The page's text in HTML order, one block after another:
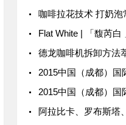
咖啡拉花技术 打奶泡常
Flat White | 「馥芮白 」「醇艺白
德龙咖啡机拆卸方法萃取
2015中国（成都）国际咖
2015中国（成都）国际咖啡产
阿拉比卡、罗布斯塔、利比利卡三大咖啡豆品种种类风